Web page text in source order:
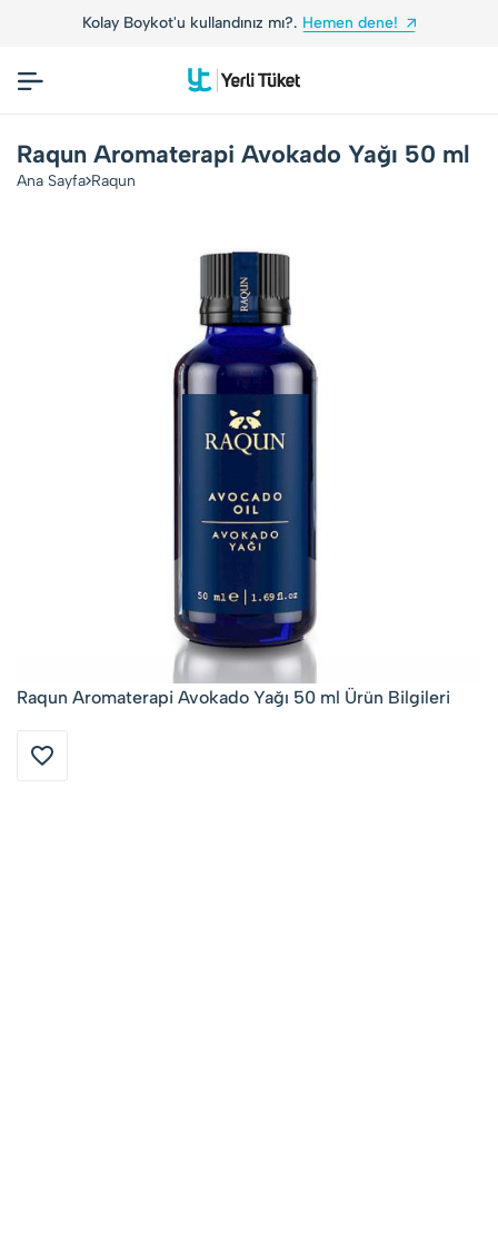
Kolay Boykot'u kullandınız mı?. Hemen dene!
Raqun Aromaterapi Avokado Yağı 50 ml
Ana Sayfa Raqun
Raqun Aromaterapi Avokado Yağı 50 ml Ürün Bilgileri